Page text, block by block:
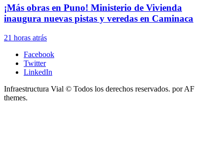
¡Más obras en Puno! Ministerio de Vivienda
inaugura nuevas pistas y veredas en Caminaca
21 horas atrás
Facebook
Twitter
LinkedIn
Infraestructura Vial © Todos los derechos reservados. por AF
themes.